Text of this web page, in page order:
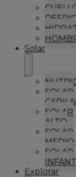
Solar
SOLAR
SOLAR
ALTO
SOLAR
MEDIO
SOLAR
Explorar